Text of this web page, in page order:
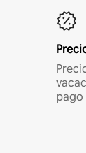
pago